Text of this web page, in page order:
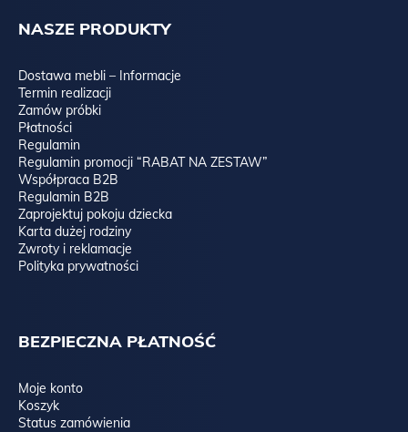
NASZE PRODUKTY
Dostawa mebli – Informacje
Termin realizacji
Zamów próbki
Płatności
Regulamin
Regulamin promocji “RABAT NA ZESTAW”
Współpraca B2B
Regulamin B2B
Zaprojektuj pokoju dziecka
Karta dużej rodziny
Zwroty i reklamacje
Polityka prywatności
BEZPIECZNA PŁATNOŚĆ
Moje konto
Koszyk
Status zamówienia